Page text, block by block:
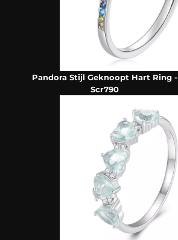
Pandora Stijl Geknoopt Hart Ring -
Scr790